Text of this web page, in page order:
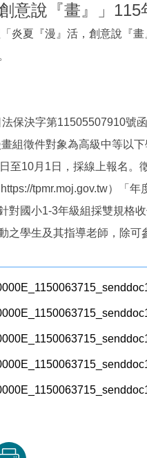
意說『畫』」
炎夏『漫』活，創意說『
保決字第11505507910號函
組徵件對象為高級中等以
至10月1日，採線上報名。
tpmr.moj.gov.tw）「
對國小1-3年級組採雙規格
之學生及其指導老師，除